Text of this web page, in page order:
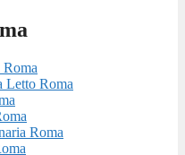
Letto Roma
Roma